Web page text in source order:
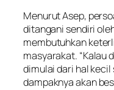
Menurut Asep,
ditangani sendiri
membutuhkan
masyarakat. “Kalau
dimulai dari hal
dampaknya akan